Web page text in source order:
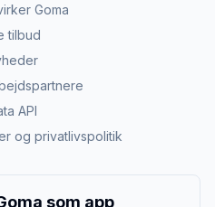
Goma
tilbud
API
og privatlivspolitik
som app